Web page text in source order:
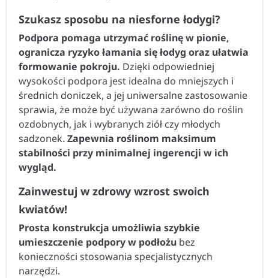
Szukasz sposobu na niesforne łodygi?
Podpora pomaga utrzymać roślinę w pionie,
ogranicza ryzyko łamania się łodyg oraz ułatwia
formowanie pokroju. Dzięki odpowiedniej
wysokości podpora jest idealna do mniejszych i
średnich doniczek, a jej uniwersalne zastosowanie
sprawia, że może być używana zarówno do roślin
ozdobnych, jak i wybranych ziół czy młodych
sadzonek. Zapewnia roślinom maksimum
stabilności przy minimalnej ingerencji w ich
wygląd.
Zainwestuj w zdrowy wzrost swoich
kwiatów!
Prosta konstrukcja umożliwia szybkie
umieszczenie podpory w podłożu bez
konieczności stosowania specjalistycznych
narzędzi.